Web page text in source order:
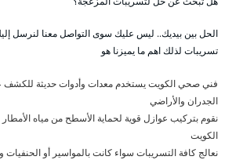
الحل بين بيديك.. ليس عليك سوى التواصل معنا
تسريبات لذلك اهم ما يميزنا هو
فني صحي الكويت يستخدم معدات وأدوات حديثة للكشف
الجدران والأراضي
نقوم بتركيب عوازل قوية لحماية الأسطح من مياه
الكويت
نعالج كافة التسريبات سواء كانت بالمواسير أو